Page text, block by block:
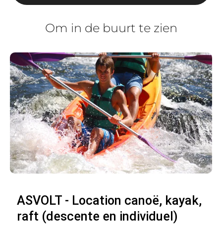
Om in de buurt te zien
ASVOLT - Location canoë, kayak,
raft (descente en individuel)